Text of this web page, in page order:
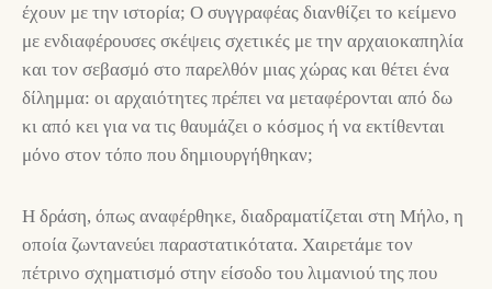
έχουν με την ιστορία; Ο συγγραφέας διανθίζει το κείμενο
με ενδιαφέρουσες σκέψεις σχετικές με την αρχαιοκαπηλία
και τον σεβασμό στο παρελθόν μιας χώρας και θέτει ένα
δίλημμα: οι αρχαιότητες πρέπει να μεταφέρονται από δω
κι από κει για να τις θαυμάζει ο κόσμος ή να εκτίθενται
μόνο στον τόπο που δημιουργήθηκαν;
Η δράση, όπως αναφέρθηκε, διαδραματίζεται στη Μήλο, η
οποία ζωντανεύει παραστατικότατα. Χαιρετάμε τον
πέτρινο σχηματισμό στην είσοδο του λιμανιού της που